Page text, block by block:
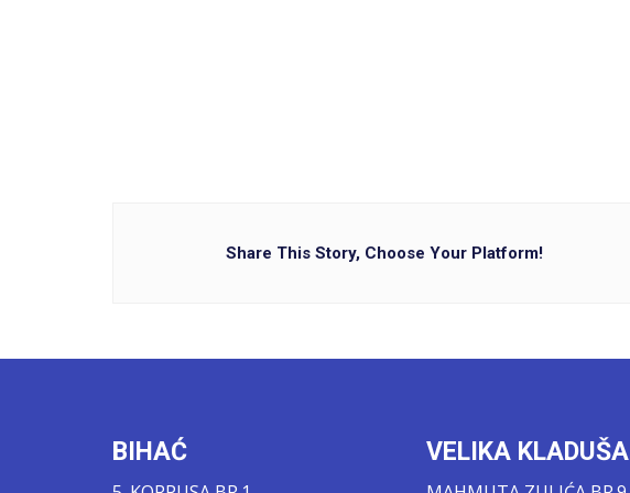
Share This Story, Choose Your Platform!
BIHAĆ VELIKA KLADUŠA